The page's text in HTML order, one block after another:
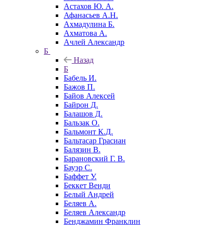
Астахов Ю. А.
Афанасьев А.Н.
Ахмадулина Б.
Ахматова А.
Ачлей Александр
Б
Назад
Б
Бабель И.
Бажов П.
Байов Алексей
Байрон Д.
Балашов Д.
Бальзак О.
Бальмонт К.Д.
Бальтасар Грасиан
Балязин В.
Барановский Г. В.
Бауэр С.
Баффет У.
Беккет Венди
Белый Андрей
Беляев А.
Беляев Александр
Бенджамин Франклин